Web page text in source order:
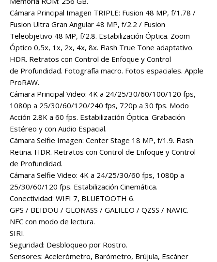
Cámara Principal Imagen TRIPLE: Fusion 48 MP, f/1.78 /
Fusion Ultra Gran Angular 48 MP, f/2.2 / Fusion
Teleobjetivo 48 MP, f/2.8. Estabilización Óptica. Zoom
Óptico 0,5x, 1x, 2x, 4x, 8x. Flash True Tone adaptativo.
HDR. Retratos con Control de Enfoque y Control
de Profundidad. Fotografía macro. Fotos espaciales. Apple
ProRAW.
Cámara Principal Video: 4K a 24/25/30/60/100/120 fps,
1080p a 25/30/60/120/240 fps, 720p a 30 fps. Modo
Acción 2.8K a 60 fps. Estabilización Óptica. Grabación
Estéreo y con Audio Espacial.
Cámara Selfie Imagen: Center Stage 18 MP, f/1.9. Flash
Retina. HDR. Retratos con Control de Enfoque y Control
de Profundidad.
Cámara Selfie Video: 4K a 24/25/30/60 fps, 1080p a
25/30/60/120 fps. Estabilización Cinemática.
Conectividad: WIFI 7, BLUETOOTH 6.
GPS / BEIDOU / GLONASS / GALILEO / QZSS / NAVIC.
NFC con modo de lectura.
SIRI.
Seguridad: Desbloqueo por Rostro.
Sensores: Acelerómetro, Barómetro, Brújula, Escáner